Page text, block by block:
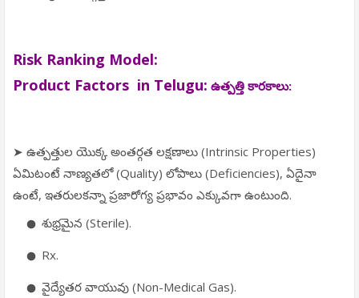
Risk Ranking Model:
Product Factors in Telugu: ఉత్పత్తి కారకాలు:
➤ ఉత్పత్తుల యొక్క అంతర్గత లక్షణాలు (Intrinsic Properties)
ఏమిటంటే నాణ్యతలో (Quality) లోపాలు (Deficiencies), ఏదైనా
ఉంటే, ఇతరులకన్నా ప్రజారోగ్య ప్రభావం ఎక్కువగా ఉంటుంది.
శుభ్రమైన (Sterile).
Rx.
వైద్యేతర వాయువు (Non-Medical Gas).